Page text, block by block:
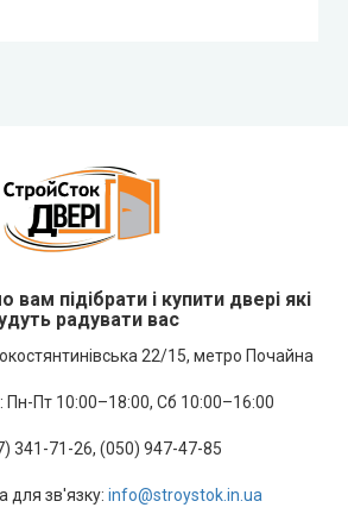
підібрати і купити двері які
радувати вас
22/15, метро Почайна
Пн-Пт 10:00–18:00, Сб 10:00–16:00
341-71-26, (050) 947-47-85
для зв'язку: info@stroystok.in.ua